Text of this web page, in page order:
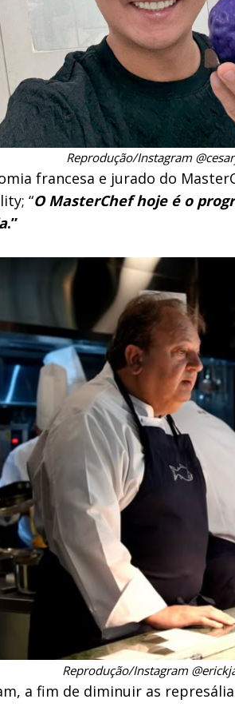
Reprodução/Instagram
francesa e jurado do
“O MasterChef hoje é o
.”
Reprodução/Instagram
a fim de diminuir as